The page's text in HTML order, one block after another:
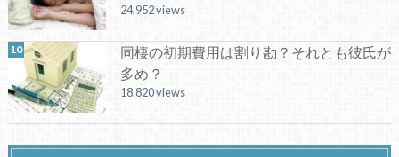
24,952 views
同棲の初期費用は割り勘？それとも彼氏が
多め？
18,820 views